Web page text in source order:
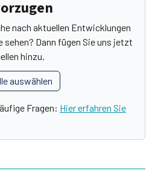
nach aktuellen Entwicklungen
Dann fügen Sie uns jetzt
hinzu.
auswählen
Fragen: Hier erfahren Sie